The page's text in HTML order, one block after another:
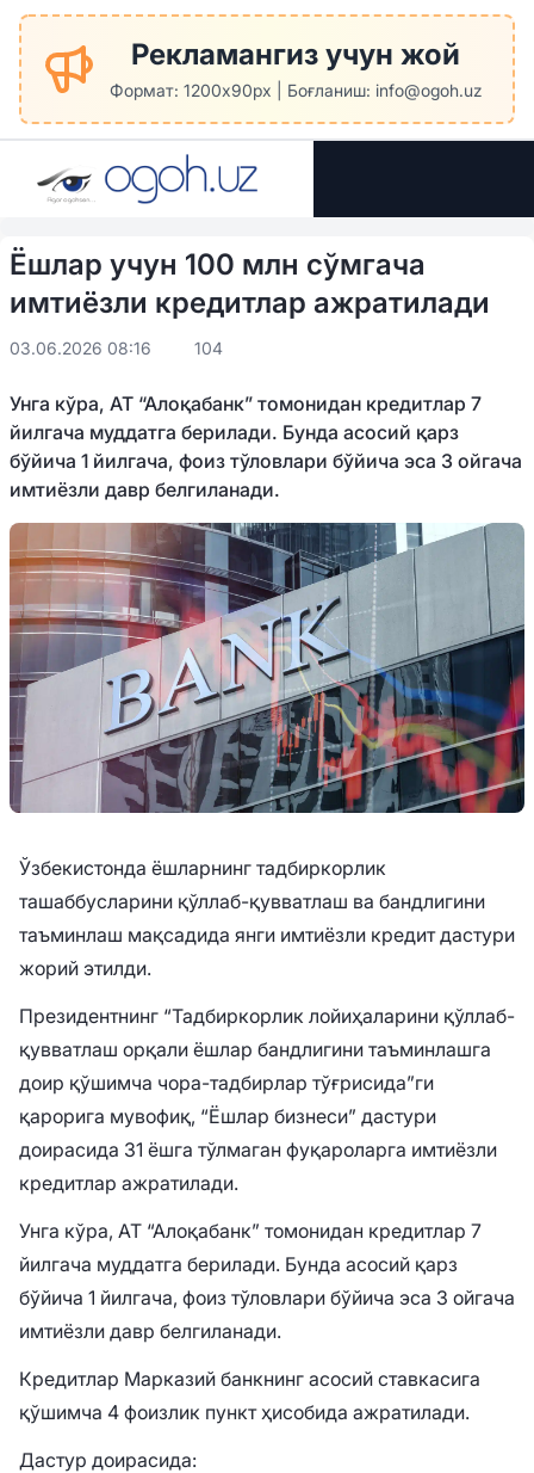
Рекламангиз учун жой
Формат: 1200x90px | Боғланиш: info@ogoh.uz
Ёшлар учун 100 млн сўмгача
имтиёзли кредитлар ажратилади
03.06.2026 08:16 104
Унга кўра, АТ “Алоқабанк” томонидан кредитлар 7
йилгача муддатга берилади. Бунда асосий қарз
бўйича 1 йилгача, фоиз тўловлари бўйича эса 3 ойгача
имтиёзли давр белгиланади.
Ўзбекистонда ёшларнинг тадбиркорлик
ташаббусларини қўллаб-қувватлаш ва бандлигини
таъминлаш мақсадида янги имтиёзли кредит дастури
жорий этилди.
Президентнинг “Тадбиркорлик лойиҳаларини қўллаб-
қувватлаш орқали ёшлар бандлигини таъминлашга
доир қўшимча чора-тадбирлар тўғрисида”ги
қарорига мувофиқ, “Ёшлар бизнеси” дастури
доирасида 31 ёшга тўлмаган фуқароларга имтиёзли
кредитлар ажратилади.
Унга кўра, АТ “Алоқабанк” томонидан кредитлар 7
йилгача муддатга берилади. Бунда асосий қарз
бўйича 1 йилгача, фоиз тўловлари бўйича эса 3 ойгача
имтиёзли давр белгиланади.
Кредитлар Марказий банкнинг асосий ставкасига
қўшимча 4 фоизлик пункт ҳисобида ажратилади.
Дастур доирасида: